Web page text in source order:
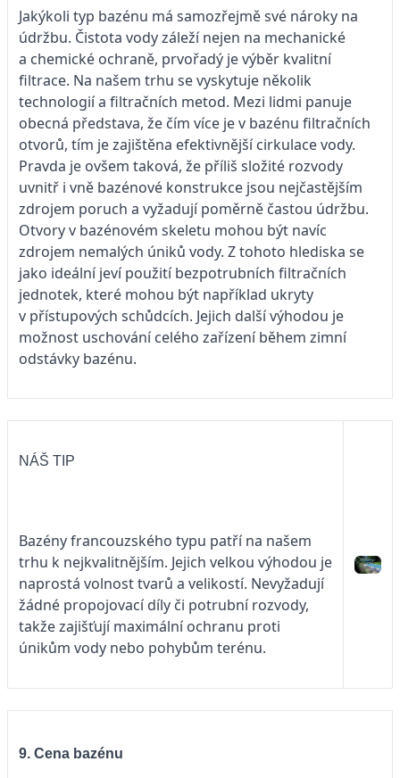
Jakýkoli typ bazénu má samozřejmě své nároky na
údržbu. Čistota vody záleží nejen na mechanické
a chemické ochraně, prvořadý je výběr kvalitní
filtrace. Na našem trhu se vyskytuje několik
technologií a filtračních metod. Mezi lidmi panuje
obecná představa, že čím více je v bazénu filtračních
otvorů, tím je zajištěna efektivnější cirkulace vody.
Pravda je ovšem taková, že příliš složité rozvody
uvnitř i vně bazénové konstrukce jsou nejčastějším
zdrojem poruch a vyžadují poměrně častou údržbu.
Otvory v bazénovém skeletu mohou být navíc
zdrojem nemalých úniků vody. Z tohoto hlediska se
jako ideální jeví použití bezpotrubních filtračních
jednotek, které mohou být například ukryty
v přístupových schůdcích. Jejich další výhodou je
možnost uschování celého zařízení během zimní
odstávky bazénu.
NÁŠ TIP
Bazény francouzského typu patří na našem
trhu k nejkvalitnějším. Jejich velkou výhodou je
naprostá volnost tvarů a velikostí. Nevyžadují
žádné propojovací díly či potrubní rozvody,
takže zajišťují maximální ochranu proti
únikům vody nebo pohybům terénu.
9. Cena bazénu